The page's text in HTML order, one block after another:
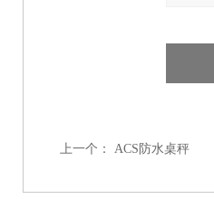
上一个： ACS防水桌秤